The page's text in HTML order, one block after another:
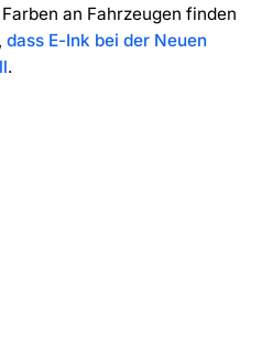
an Fahrzeugen finden
dass E-Ink bei der Neuen
.